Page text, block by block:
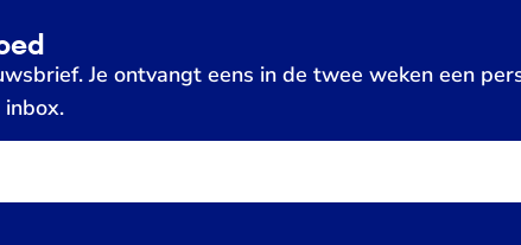
Je ontvangt eens in de twee weken een